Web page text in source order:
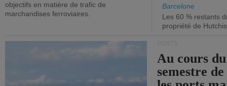
objectifs en matière de trafic de
marchandises ferroviaires.
Barcelone
Les 60 % restants
propriété de
Au cours
semestre